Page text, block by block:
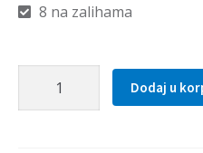
8 na zalihama
Dodaj u